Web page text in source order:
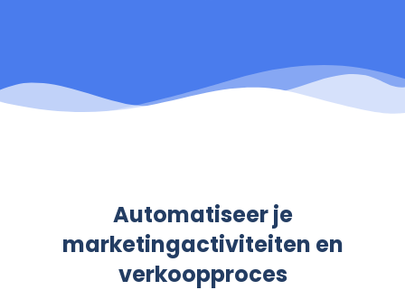
Automatiseer je
marketingactiviteiten en
verkoopproces